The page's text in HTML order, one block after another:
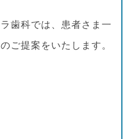
歯科では、患者さま一
ご提案をいたします。